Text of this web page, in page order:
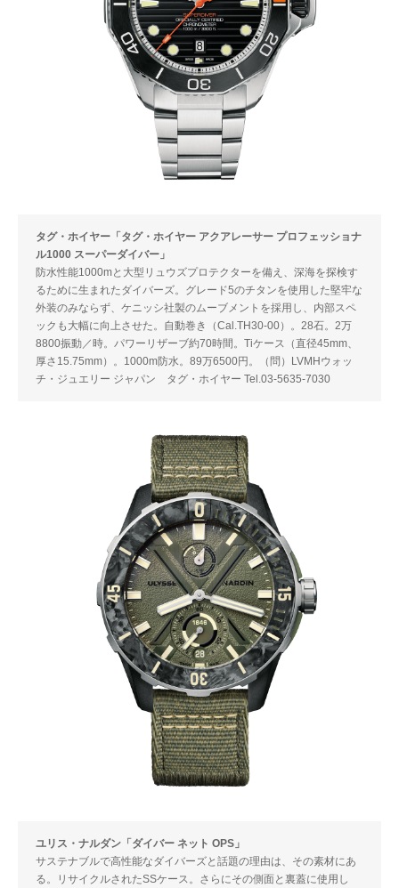
タグ・ホイヤー「タグ・ホイヤー アクアレーサー プロフェッショナ
ル1000 スーパーダイバー」
防水性能1000mと大型リュウズプロテクターを備え、深海を探検す
るために生まれたダイバーズ。グレード5のチタンを使用した堅牢な
外装のみならず、ケニッシ社製のムーブメントを採用し、内部スペ
ックも大幅に向上させた。自動巻き（Cal.TH30-00）。28石。2万
8800振動／時。パワーリザーブ約70時間。Tiケース（直径45mm、
厚さ15.75mm）。1000m防水。89万6500円。（問）LVMHウォッ
チ・ジュエリー ジャパン タグ・ホイヤー Tel.03-5635-7030
ユリス・ナルダン「ダイバー ネット OPS」
サステナブルで高性能なダイバーズと話題の理由は、その素材にあ
る。リサイクルされたSSケース。さらにその側面と裏蓋に使用し